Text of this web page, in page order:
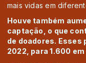
mais vidas em
Houve também
captação, o que
de doadores. Esses
2022, para 1.600